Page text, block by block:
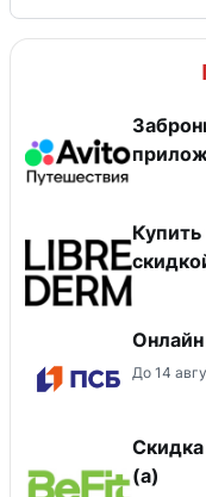
Онлайн
До 14
Скидка
(а)